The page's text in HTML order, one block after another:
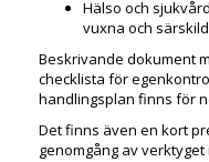
Hälso och
vuxna och
Beskrivande dokument
checklista för
handlingsplan finns för
Det finns även en kort
genomgång av